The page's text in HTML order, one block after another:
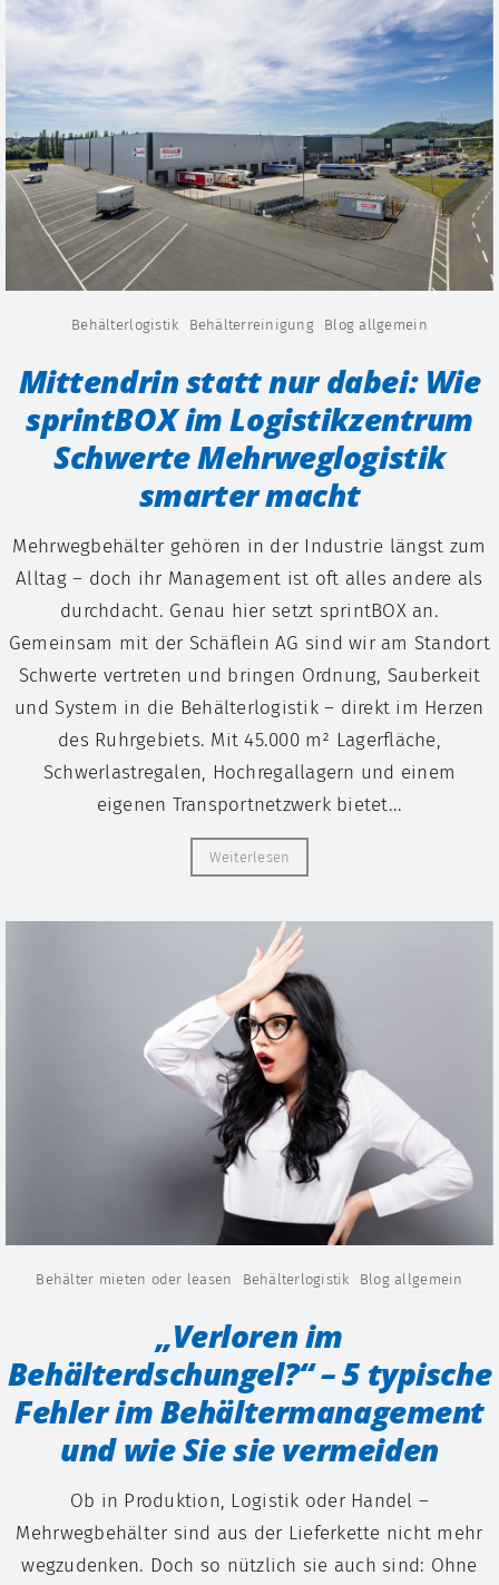
Behälterlogistik Behälterreinigung Blog allgemein
Mittendrin statt nur dabei: Wie
sprintBOX im Logistikzentrum
Schwerte Mehrweglogistik
smarter macht
Mehrwegbehälter gehören in der Industrie längst zum
Alltag – doch ihr Management ist oft alles andere als
durchdacht. Genau hier setzt sprintBOX an.
Gemeinsam mit der Schäflein AG sind wir am Standort
Schwerte vertreten und bringen Ordnung, Sauberkeit
und System in die Behälterlogistik – direkt im Herzen
des Ruhrgebiets. Mit 45.000 m² Lagerfläche,
Schwerlastregalen, Hochregallagern und einem
eigenen Transportnetzwerk bietet...
Weiterlesen
Behälter mieten oder leasen Behälterlogistik Blog allgemein
„Verloren im
Behälterdschungel?“ – 5 typische
Fehler im Behältermanagement
und wie Sie sie vermeiden
Ob in Produktion, Logistik oder Handel –
Mehrwegbehälter sind aus der Lieferkette nicht mehr
wegzudenken. Doch so nützlich sie auch sind: Ohne